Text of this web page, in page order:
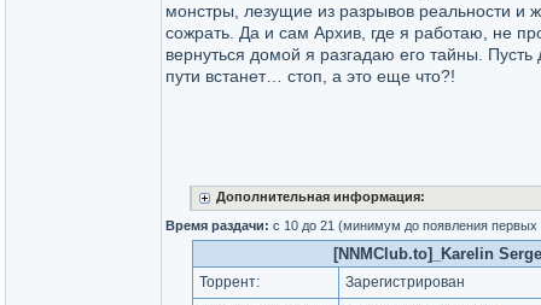
монстры, лезущие из разрывов реальности
сожрать. Да и сам Архив, где я работаю, не
вернуться домой я разгадаю его тайны.
пути встанет… стоп, а это еще что?!
Дополнительная информация:
Время раздачи: с 10 до 21 (минимум до появления
[NNMClub.to]_Karelin
Торрент:
Зарегистрирован